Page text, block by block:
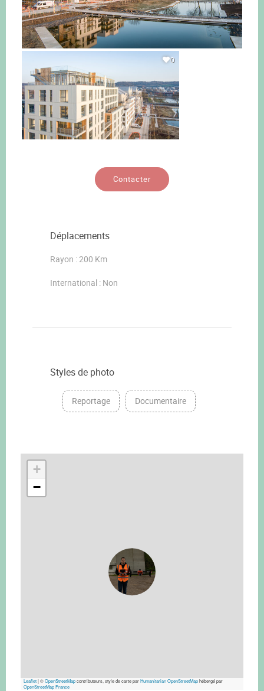
0
Contacter
Déplacements
Rayon : 200 Km
International : Non
Styles de photo
Reportage Documentaire
+
−
Leaflet|©OpenStreetMapcontributeurs, style de carte parHumanitarian OpenStreetMaphébergé par
OpenStreetMap France